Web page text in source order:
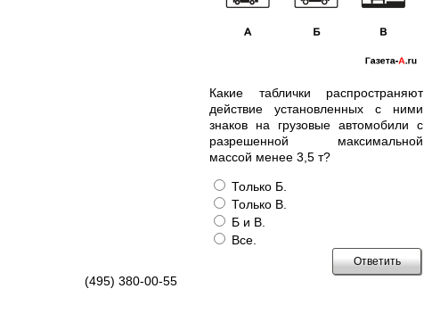
Какие таблички распространяют
действие установленных с ними
знаков на грузовые автомобили с
разрешенной максимальной
массой менее 3,5 т?
Только Б.
Только В.
Б и В.
Все.
(495) 380-00-55